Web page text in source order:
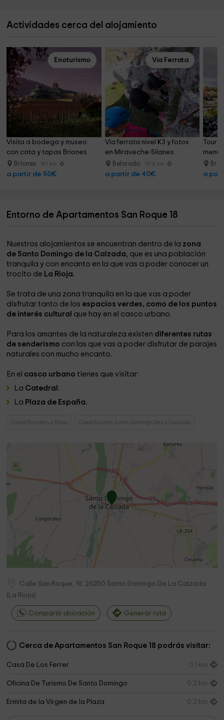
Actividades cerca del alojamiento
Enoturismo
Visita a bodega y museo
con cata y tapas Briones
Briones 18.1 km
a partir de 50€
Vía Ferrata
Vía ferrata nivel K3 y fotos
en Miraveche-Silanes
Belorado 19.6 km
a partir de 40€
Tour
menú
a
Entorno de Apartamentos San Roque 18
Nuestros alojamientos se encuentran dentro de la zona
de Santo Domingo de la Calzada, que es una población
tranquila y con encanto en la que vas a poder conocer un
trocito de La Rioja.
Se trata de una zona tranquila en la que vas a poder
disfrutar tanto de los espacios verdes, como de los puntos
de interés cultural que hay en el casco urbano.
Para los amantes de la naturaleza existen diferentes rutas
de senderismo con las que vas a poder disfrutar de parajes
naturales con mucho encanto.
En el casco urbanotienes que visitar:
La Catedral .
La Plaza de España.
Casas Rurales La Rioja Casas Rurales Santo Domingo De La Calzada
Calle San Roque, 18, 26250 Santo Domingo De La Calzada
( La Rioja)
Compartir ubicación Generar ruta
Cerca de Apartamentos San Roque 18 podrás visitar:
Casa De Los Ferrer 0,1 km
Oficina De Turismo De Santo Domingo 0,2 km
Ermita de la Virgen de la Plaza 0,2 km